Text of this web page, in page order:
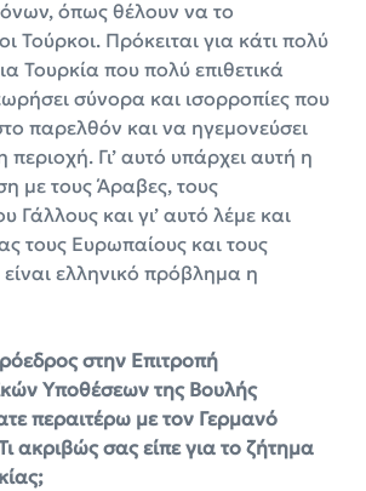
όπως θέλουν να το
Τούρκοι. Πρόκειται για κάτι πολύ
Τουρκία που πολύ επιθετικά
σύνορα και ισορροπίες που
παρελθόν και να ηγεμονεύσει
περιοχή. Γι’ αυτό υπάρχει αυτή η
με τους Άραβες, τους
Γάλλους και γι’ αυτό λέμε και
τους Ευρωπαίους και τους
ελληνικό πρόβλημα η
στην Επιτροπή
Υποθέσεων της Βουλής
περαιτέρω με τον Γερμανό
ακριβώς σας είπε για το ζήτημα